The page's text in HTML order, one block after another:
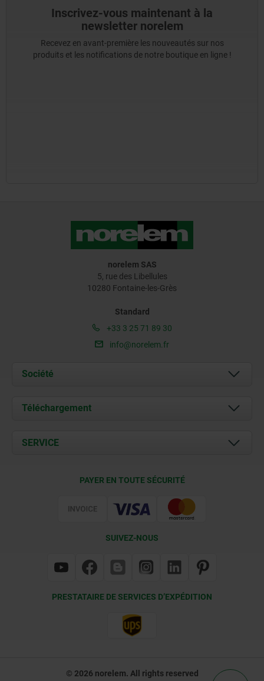
Inscrivez-vous maintenant à la
newsletter norelem
Recevez en avant-première les nouveautés sur nos
produits et les notifications de notre boutique en ligne !
norelem SAS
5, rue des Libellules
10280 Fontaine-les-Grès
Standard
+33 3 25 71 89 30
info@norelem.fr
Société
À propos de nous
Contact
Téléchargement
Documents
SERVICE
PAYER EN TOUTE SÉCURITÉ
SUIVEZ-NOUS
PRESTATAIRE DE SERVICES D’EXPÉDITION
© 2026 norelem. All rights reserved